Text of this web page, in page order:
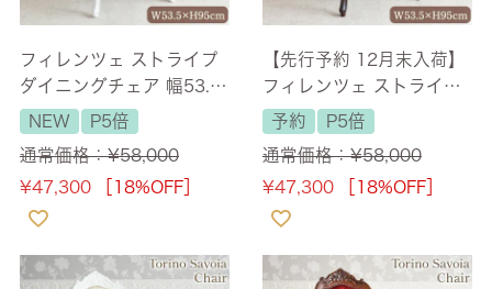
フィレンツェ ストライプ
ダイニングチェア 幅53.5
cm 【送料無料】
NEW
P5倍
通常価格：¥58,000
¥47,300 ［18%OFF］
【先行予約 12月末入荷】
フィレンツェ ストライプ
ダイニングチェア 幅53.5
cm 【送料無料】
予約
P5倍
通常価格：¥58,000
¥47,300 ［18%OFF］